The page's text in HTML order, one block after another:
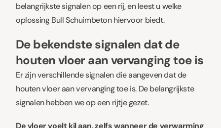
belangrijkste signalen op een rij, en leest u welke
oplossing Bull Schuimbeton hiervoor biedt.
De bekendste signalen dat de
houten vloer aan vervanging toe is
Er zijn verschillende signalen die aangeven dat de
houten vloer aan vervanging toe is. De belangrijkste
signalen hebben we op een rijtje gezet.